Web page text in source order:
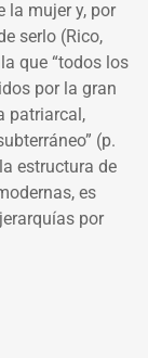
la mujer y, por
serlo (Rico,
que “todos los
por la gran
patriarcal,
(p.
estructura de
es
por